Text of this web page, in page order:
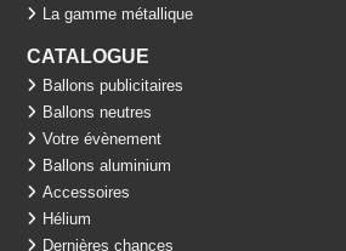
La gamme métallique
CATALOGUE
Ballons publicitaires
Ballons neutres
Votre évènement
Ballons aluminium
Accessoires
Hélium
Dernières chances